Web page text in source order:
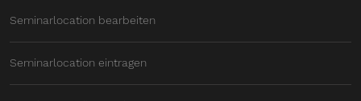
Seminarlocation bearbeiten
Seminarlocation eintragen